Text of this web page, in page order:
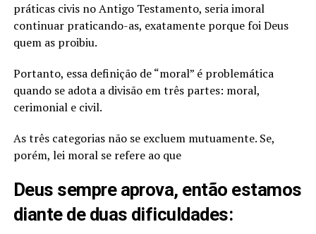
práticas civis no Antigo Testamento, seria imoral
continuar praticando-as, exatamente porque foi Deus
quem as proibiu.
Portanto, essa definição de “moral” é problemática
quando se adota a divisão em três partes: moral,
cerimonial e civil.
As três categorias não se excluem mutuamente. Se,
porém, lei moral se refere ao que
Deus sempre aprova, então estamos
diante de duas dificuldades: